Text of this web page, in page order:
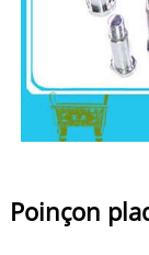
Poinçon